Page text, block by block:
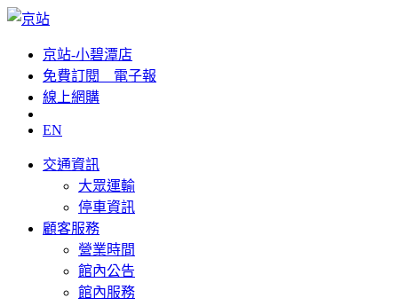
京站-小碧潭店
免費訂閱__電子報
線上網購
EN
交通資訊
大眾運輸
停車資訊
顧客服務
營業時間
館內公告
館內服務